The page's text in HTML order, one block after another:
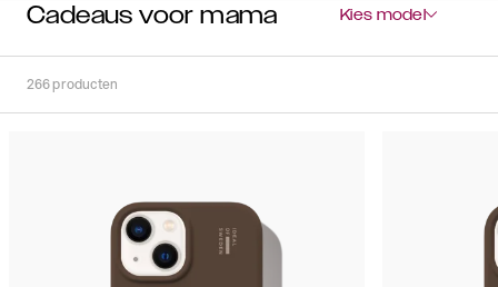
Cadeaus voor mama Kies model
266producten
Sorteer op: